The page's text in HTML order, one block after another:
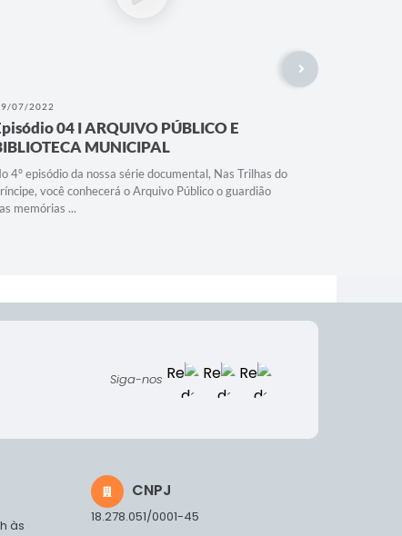
07/2022
04 I ARQUIVO PÚBLICO E
MUNICIPAL
4º episódio da nossa série documental, Nas Trilhas do
você conhecerá o Arquivo Público o guardião
memórias ...
Siga-nos
às
CNPJ
18.278.051/0001-45